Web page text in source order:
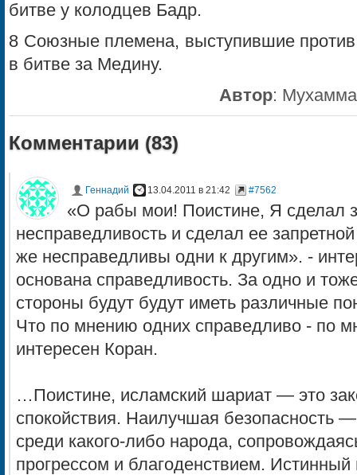
битве у колодцев Бадр.
8 Союзные племена, выступившие
в битве за Медину.
Автор:
Комментарии (83)
Геннадий 13.04.2011 в 21:42 #7562
«О рабы мои! Поистине, Я сделал
несправедливость и сделал ее
же несправедливы одни к другим». -
основана справедливость. За одно и
стороны будут будут иметь различные
Что по мнению одних справедливо - по
интересен Коран.
…Поистине, исламский шариат — это
спокойствия. Наилучшая безопасность —
среди какого-либо народа,
прогрессом и благоденствием.